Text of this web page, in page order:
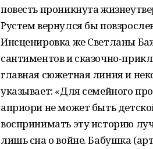
повесть проникнута
Рустем вернулся бы
Инсценировка же Светланы
сантиментов и сказочно-
главная сюжетная линия и
указывает: «Для семейного
априори не может быть
воспринимать эту историю
лишь сна о войне. Бабушка